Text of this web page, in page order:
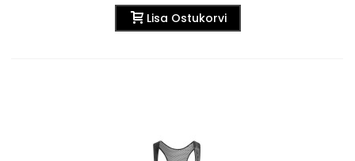
Lisa Ostukorvi